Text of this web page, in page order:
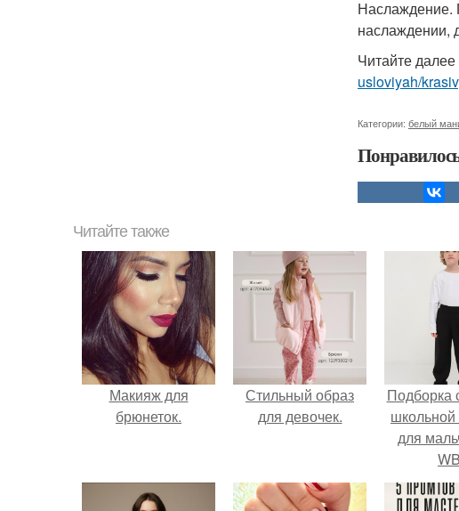
Наслаждение.
наслаждении,
Читайте
usloviyah/
Категории: белый
Читайте также
Макияж для
брюнеток.
Стильный образ
для девочек.
Подборка
для